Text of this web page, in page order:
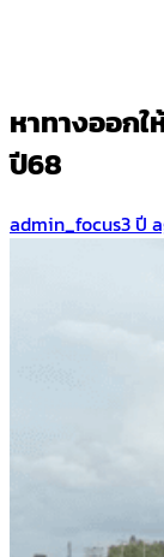
หาทางออก
ปี68
admin_focus3 ปี